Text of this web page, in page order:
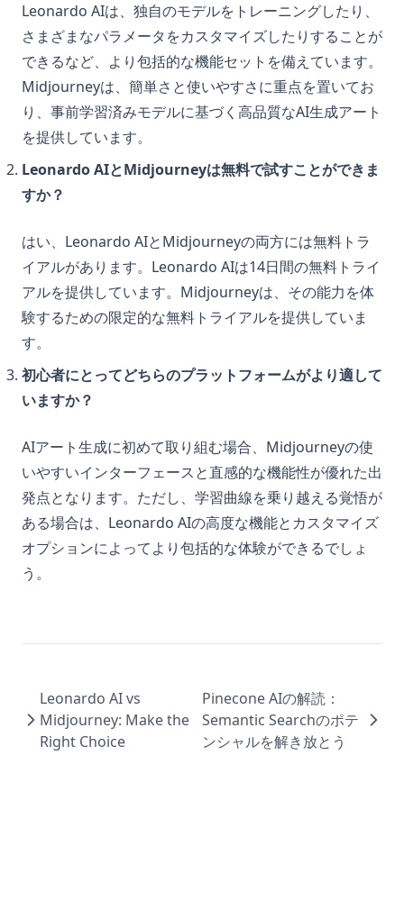
Leonardo AIは、独自のモデルをトレーニングしたり、
さまざまなパラメータをカスタマイズしたりすることが
できるなど、より包括的な機能セットを備えています。
Midjourneyは、簡単さと使いやすさに重点を置いてお
り、事前学習済みモデルに基づく高品質なAI生成アート
を提供しています。
Leonardo AIとMidjourneyは無料で試すことができま
すか？
はい、Leonardo AIとMidjourneyの両方には無料トラ
イアルがあります。Leonardo AIは14日間の無料トライ
アルを提供しています。Midjourneyは、その能力を体
験するための限定的な無料トライアルを提供していま
す。
初心者にとってどちらのプラットフォームがより適して
いますか？
AIアート生成に初めて取り組む場合、Midjourneyの使
いやすいインターフェースと直感的な機能性が優れた出
発点となります。ただし、学習曲線を乗り越える覚悟が
ある場合は、Leonardo AIの高度な機能とカスタマイズ
オプションによってより包括的な体験ができるでしょ
う。
Leonardo AI vs
Midjourney: Make the
Right Choice
Pinecone AIの解読：
Semantic Searchのポテ
ンシャルを解き放とう